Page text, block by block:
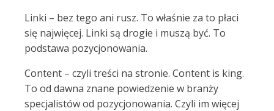
Linki – bez tego ani rusz. To właśnie za to płaci
się najwięcej. Linki są drogie i muszą być. To
podstawa pozycjonowania.
Content – czyli treści na stronie. Content is king.
To od dawna znane powiedzenie w branży
specjalistów od pozycjonowania. Czyli im więcej